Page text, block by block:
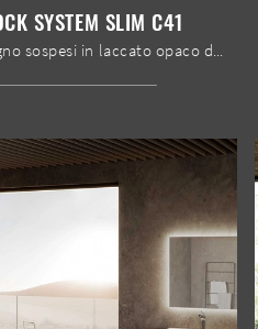
SYSTEM SLIM C41
mobili bagno sospesi in laccato opaco della marca Baxar: clicca e scopri l'arredo bagno moderno Block System Slim C41 per la stanza del benessere.